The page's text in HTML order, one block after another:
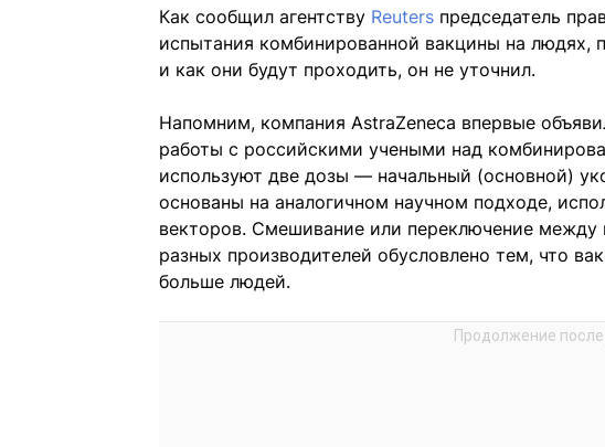
Как сообщил агентству Reuters председатель
испытания комбинированной вакцины на людях,
и как они будут проходить, он не уточнил.
Напомним, компания AstraZeneca впервые
работы с российскими учеными над
используют две дозы — начальный (основной)
основаны на аналогичном научном подходе,
векторов. Смешивание или переключение между
разных производителей обусловлено тем, что
больше людей.